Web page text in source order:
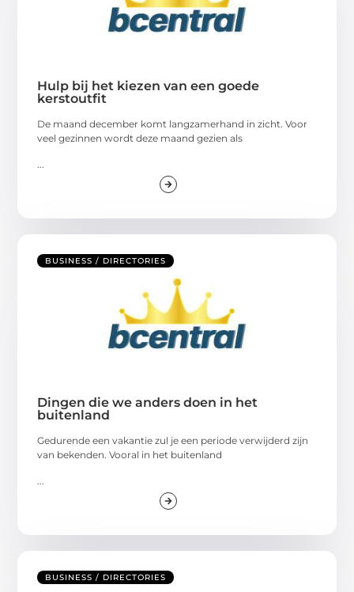
Hulp bij het kiezen van een goede
kerstoutfit
De maand december komt langzamerhand in zicht. Voor
veel gezinnen wordt deze maand gezien als
BUSINESS / DIRECTORIES
Dingen die we anders doen in het
buitenland
Gedurende een vakantie zul je een periode verwijderd zijn
van bekenden. Vooral in het buitenland
BUSINESS / DIRECTORIES